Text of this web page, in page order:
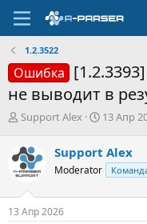
1.2.3522
Ошибка
не выводит в
А
т
о
р
е
м
Support Alex
Д
а
н
ч
13 Апр
Support Alex
Moderator
13 Апр 2026